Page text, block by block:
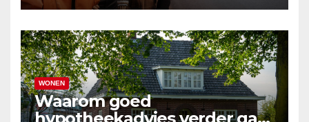
WONEN
Waarom goed